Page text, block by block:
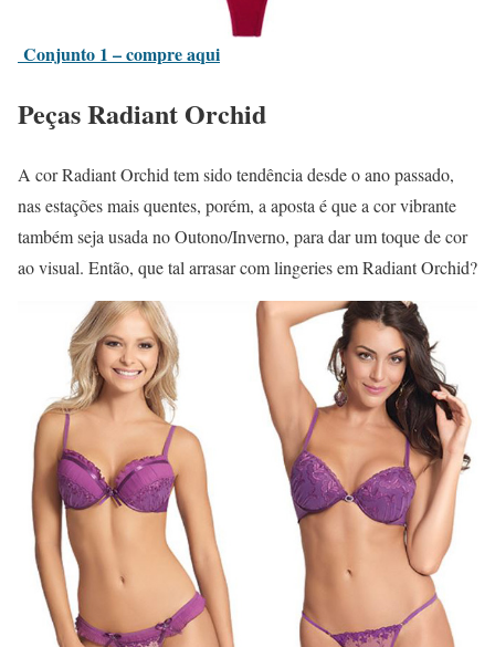
Conjunto 1 – compre aqui
Peças Radiant Orchid
A cor Radiant Orchid tem sido tendência desde o ano passado,
nas estações mais quentes, porém, a aposta é que a cor vibrante
também seja usada no Outono/Inverno, para dar um toque de cor
ao visual. Então, que tal arrasar com lingeries em Radiant Orchid?